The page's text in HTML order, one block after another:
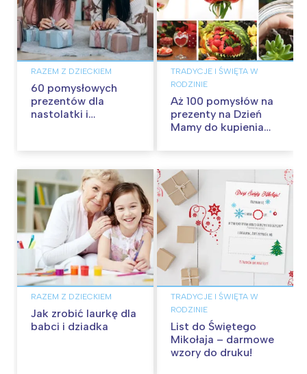
RAZEM Z DZIECKIEM
60 pomysłowych
prezentów dla
nastolatki i
TRADYCJE I ŚWIĘTA W
RODZINIE
Aż 100 pomysłów na
prezenty na Dzień
Mamy do kupienia
RAZEM Z DZIECKIEM
Jak zrobić laurkę dla
babci i dziadka
TRADYCJE I ŚWIĘTA W
RODZINIE
List do Świętego
Mikołaja – darmowe
wzory do druku!